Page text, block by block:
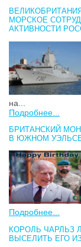
МОРСКОЕ
АКТИВНОСТИ
на...
Подробнее...
БРИТАНСКИЙ
В ЮЖНОМ
Подробнее...
КОРОЛЬ ЧАРЛЬЗ
ВЫСЕЛИТЬ ЕГО ИЗ